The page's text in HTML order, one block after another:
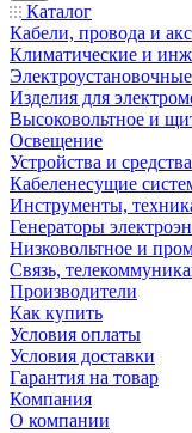
Каталог
Кабели, провода и
Климатические и
Изделия для
Высоковольтное и
Освещение
Устройства и
Кабеленесущие
Инструменты,
Генераторы
Низковольтное и
Связь,
Производители
Как купить
Условия оплаты
Условия доставки
Гарантия на товар
Компания
О компании